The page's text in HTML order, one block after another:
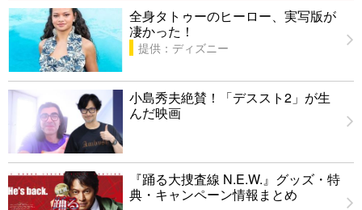
全身タトゥーのヒーロー、実写版が
凄かった！
提供：ディズニー
小島秀夫絶賛！「デススト2」が生
んだ映画
『踊る大捜査線 N.E.W.』グッズ・特
典・キャンペーン情報まとめ